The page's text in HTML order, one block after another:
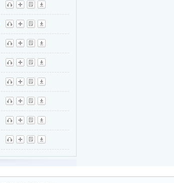
听
播 歌 下
听 播 歌 下
听
播 歌 下
听
播 歌 下
听 播 歌 下
听
播 歌 下
听
播 歌 下
听 播 歌 下